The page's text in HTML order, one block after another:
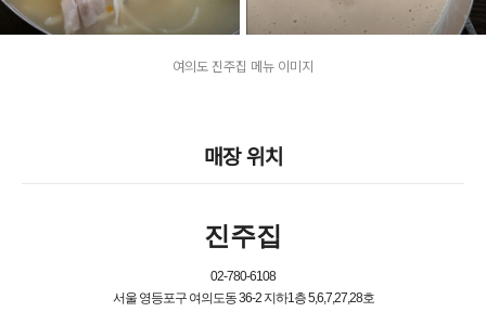
여의도 진주집 메뉴 이미지
매장 위치